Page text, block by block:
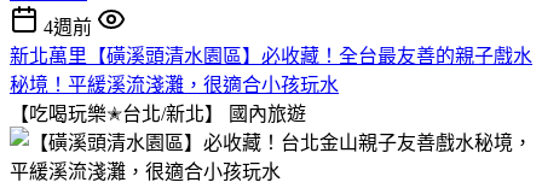
4週前
新北萬里【磺溪頭清水園區】必收藏！全台最友善的親子戲水
秘境！平緩溪流淺灘，很適合小孩玩水
【吃喝玩樂✭台北/新北】
國內旅遊